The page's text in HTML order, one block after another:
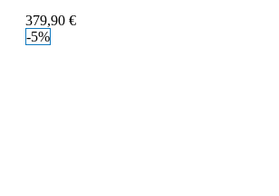
379,90 €
-5%